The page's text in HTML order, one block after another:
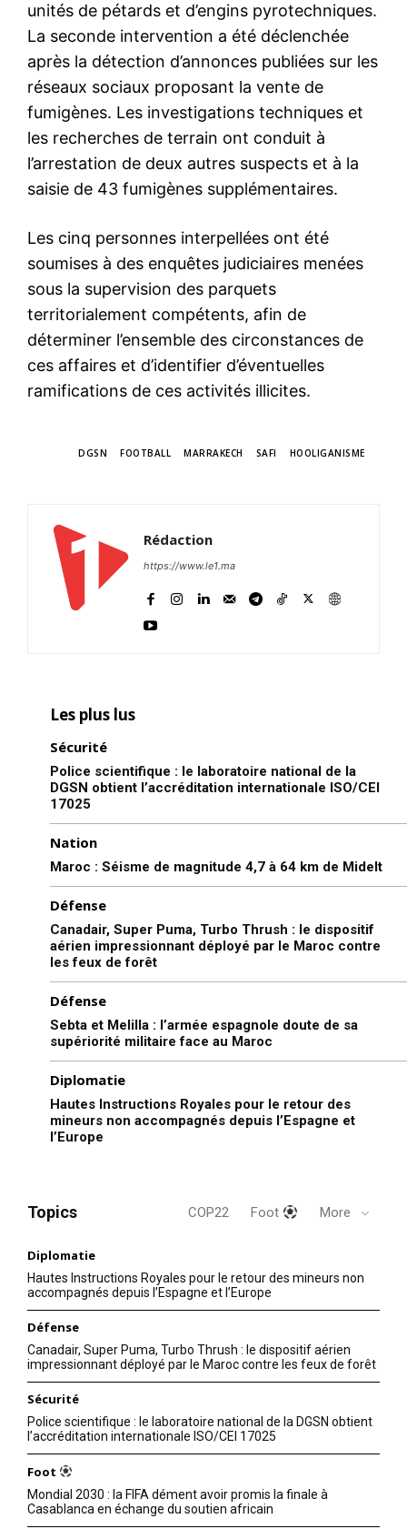
unités de pétards et d’engins pyrotechniques.
La seconde intervention a été déclenchée
après la détection d’annonces publiées sur les
réseaux sociaux proposant la vente de
fumigènes. Les investigations techniques et
les recherches de terrain ont conduit à
l’arrestation de deux autres suspects et à la
saisie de 43 fumigènes supplémentaires.
Les cinq personnes interpellées ont été
soumises à des enquêtes judiciaires menées
sous la supervision des parquets
territorialement compétents, afin de
déterminer l’ensemble des circonstances de
ces affaires et d’identifier d’éventuelles
ramifications de ces activités illicites.
DGSN FOOTBALL MARRAKECH SAFI HOOLIGANISME
Rédaction
https://www.le1.ma
Les plus lus
Sécurité
Police scientifique : le laboratoire national de la
DGSN obtient l’accréditation internationale ISO/CEI
17025
Nation
Maroc : Séisme de magnitude 4,7 à 64 km de Midelt
Défense
Canadair, Super Puma, Turbo Thrush : le dispositif
aérien impressionnant déployé par le Maroc contre
les feux de forêt
Défense
Sebta et Melilla : l’armée espagnole doute de sa
supériorité militaire face au Maroc
Diplomatie
Hautes Instructions Royales pour le retour des
mineurs non accompagnés depuis l’Espagne et
l’Europe
Topics COP22 Foot More
Diplomatie
Hautes Instructions Royales pour le retour des mineurs non
accompagnés depuis l’Espagne et l’Europe
Défense
Canadair, Super Puma, Turbo Thrush : le dispositif aérien
impressionnant déployé par le Maroc contre les feux de forêt
Sécurité
Police scientifique : le laboratoire national de la DGSN obtient
l’accréditation internationale ISO/CEI 17025
Foot
Mondial 2030 : la FIFA dément avoir promis la finale à
Casablanca en échange du soutien africain